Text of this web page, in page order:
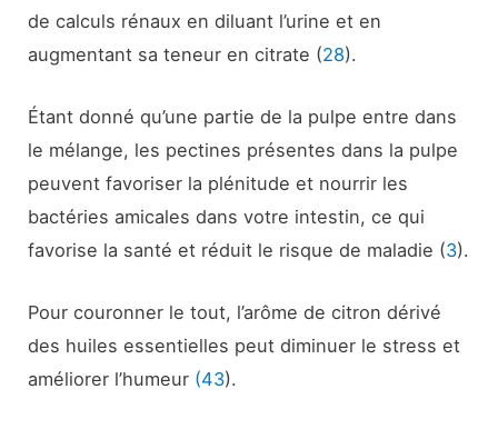
de calculs rénaux en diluant l’urine et en
augmentant sa teneur en citrate (28).
Étant donné qu’une partie de la pulpe entre dans
le mélange, les pectines présentes dans la pulpe
peuvent favoriser la plénitude et nourrir les
bactéries amicales dans votre intestin, ce qui
favorise la santé et réduit le risque de maladie (3).
Pour couronner le tout, l’arôme de citron dérivé
des huiles essentielles peut diminuer le stress et
améliorer l’humeur (43).